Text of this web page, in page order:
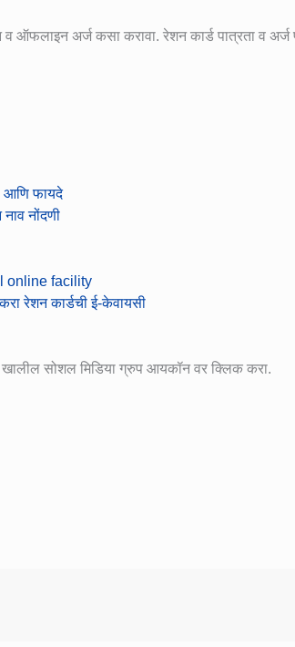
अर्ज कसा करावा. रेशन कार्ड पात्रता व अर्ज
आणि फायदे
नोंदणी
online facility
रेशन कार्डची ई-केवायसी
खालील सोशल मिडिया ग्रुप आयकॉन वर क्लिक करा.